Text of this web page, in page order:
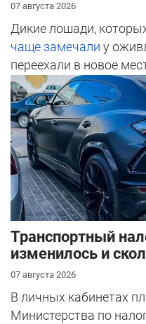
07 августа 2026
Дикие лошади,
чаще замечали у
переехали в новое
Транспортный
изменилось и
07 августа 2026
В личных кабинетах
Министерства по